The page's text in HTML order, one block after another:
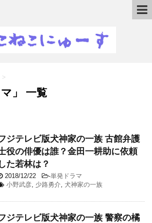
>
マ」 一覧
ジテレビ版犬神家の一族 古館弁護
役の俳優は誰？金田一耕助に依頼
した若林は？
2018/12/22 -単発ドラマ
小野武彦 少路勇介 犬神家の一族
ジテレビ版犬神家の一族 警察の橘